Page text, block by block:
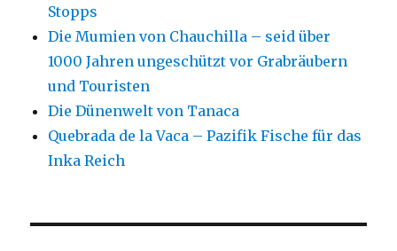
Stopps
Die Mumien von Chauchilla – seid über
1000 Jahren ungeschützt vor Grabräubern
und Touristen
Die Dünenwelt von Tanaca
Quebrada de la Vaca – Pazifik Fische für das
Inka Reich